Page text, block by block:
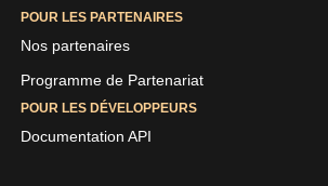
POUR LES PARTENAIRES
Nos partenaires
Programme de Partenariat
POUR LES DÉVELOPPEURS
Documentation API